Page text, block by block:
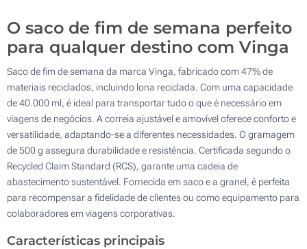
Sem impressão
O saco de fim de semana perfeito
para qualquer destino com Vinga
Saco de fim de semana da marca Vinga, fabricado com 47% de
materiais reciclados, incluindo lona reciclada. Com uma capacidade
de 40.000 ml, é ideal para transportar tudo o que é necessário em
viagens de negócios. A correia ajustável e amovível oferece conforto e
versatilidade, adaptando-se a diferentes necessidades. O gramagem
de 500 g assegura durabilidade e resistência. Certificada segundo o
Recycled Claim Standard (RCS), garante uma cadeia de
abastecimento sustentável. Fornecida em saco e a granel, é perfeita
para recompensar a fidelidade de clientes ou como equipamento para
colaboradores em viagens corporativas.
Características principais